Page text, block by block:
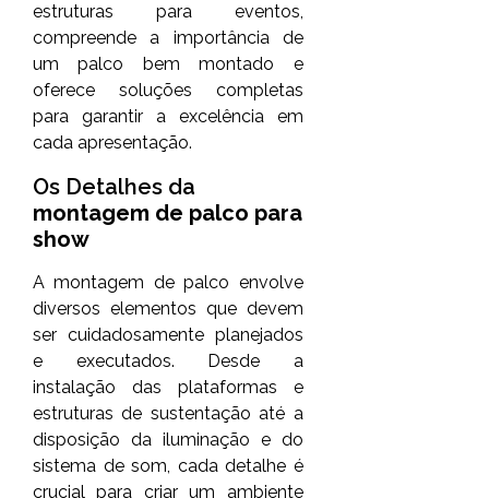
estruturas para eventos,
compreende a importância de
um palco bem montado e
oferece soluções completas
para garantir a excelência em
cada apresentação.
Os Detalhes da
montagem de palco para
show
A montagem de palco envolve
diversos elementos que devem
ser cuidadosamente planejados
e executados. Desde a
instalação das plataformas e
estruturas de sustentação até a
disposição da iluminação e do
sistema de som, cada detalhe é
crucial para criar um ambiente